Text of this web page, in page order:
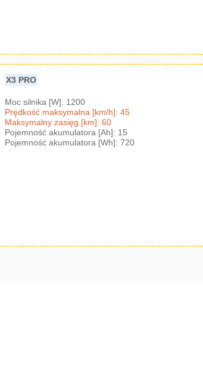
X3 PRO
Moc silnika [W]: 1200
Prędkość maksymalna [km/h]: 45
Maksymalny zasięg [km]: 60
Pojemność akumulatora [Ah]: 15
Pojemność akumulatora [Wh]: 720